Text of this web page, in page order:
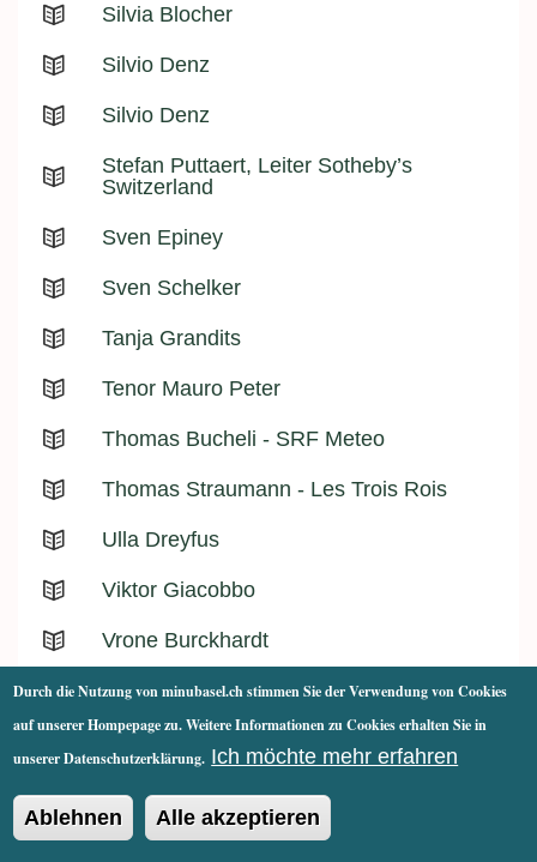
Silvia Blocher
Silvio Denz
Silvio Denz
Stefan Puttaert, Leiter Sotheby’s
Switzerland
Sven Epiney
Sven Schelker
Tanja Grandits
Tenor Mauro Peter
Thomas Bucheli - SRF Meteo
Thomas Straumann - Les Trois Rois
Ulla Dreyfus
Viktor Giacobbo
Vrone Burckhardt
Zolli-Direktor Olivier Pagan
Zoë Jenny
Zwillingsbrüder Lukas und Remigius
Faesch
Durch die Nutzung von minubasel.ch stimmen Sie der Verwendung von Cookies
auf unserer Hompepage zu. Weitere Informationen zu Cookies erhalten Sie in
unserer Datenschutzerklärung. Ich möchte mehr erfahren
Ablehnen Alle akzeptieren